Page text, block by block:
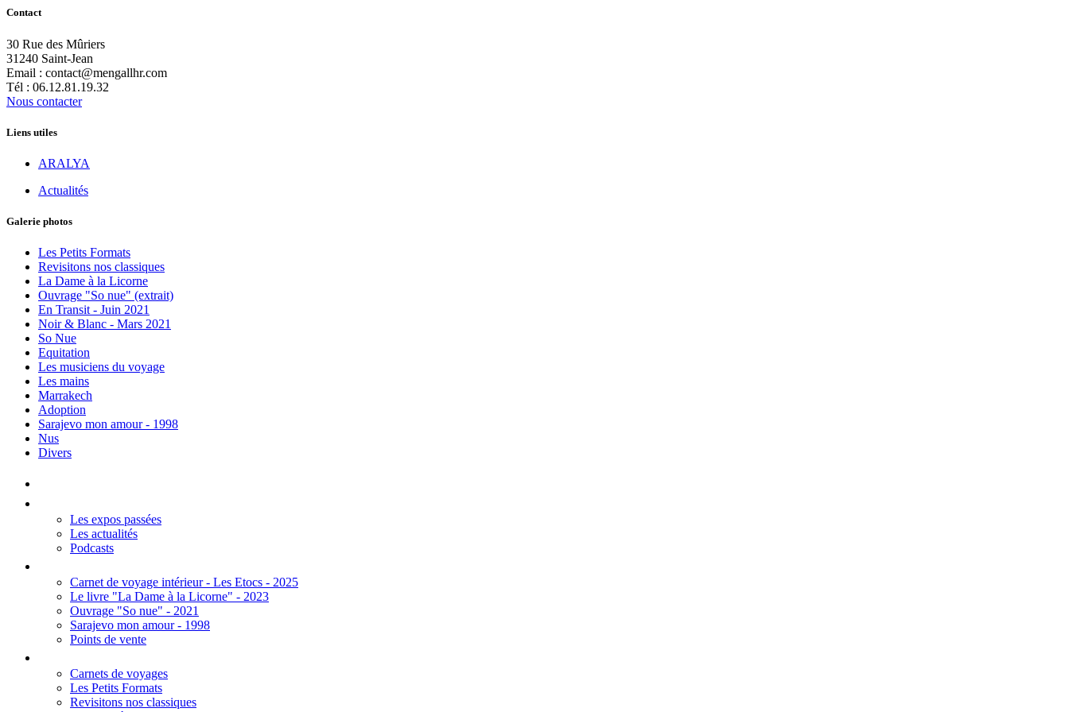
Contact
30 Rue des Mûriers
31240 Saint-Jean
Email : contact@mengallhr.com
Tél : 06.12.81.19.32
Nous contacter
Liens utiles
ARALYA
Actualités
Galerie photos
Les Petits Formats
Revisitons nos classiques
La Dame à la Licorne
Ouvrage "So nue" (extrait)
En Transit - Juin 2021
Noir & Blanc - Mars 2021
So Nue
Equitation
Les musiciens du voyage
Les mains
Marrakech
Adoption
Sarajevo mon amour - 1998
Nus
Divers
Les expos passées
Les actualités
Podcasts
Carnet de voyage intérieur - Les Etocs - 2025
Le livre "La Dame à la Licorne" - 2023
Ouvrage "So nue" - 2021
Sarajevo mon amour - 1998
Points de vente
Carnets de voyages
Les Petits Formats
Revisitons nos classiques